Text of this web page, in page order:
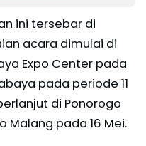
ini tersebar di
acara dimulai di
Expo Center pada
pada periode 11
di Ponorogo
Malang pada 16 Mei.